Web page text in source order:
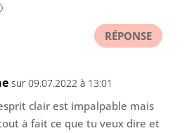
RÉPONSE
sur 09.07.2022 à 13:01
clair est impalpable mais
à fait ce que tu veux dire et